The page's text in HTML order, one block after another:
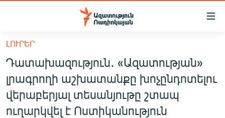
Մատչելիության
հիմնական
բովանդակությանը
հիմնական
մենյուին
Որոնում
ՀԱՅԱՍՏԱՆ
ՔԱՂԱՔԱԿԱՆ
ԸՆՏՐՈՒԹՅՈՒՆՆԵՐ 2026
ԼՈՒՐԵՐ
Դատախազություն․ «Ազատության»
լրագրողի աշխատանքը խոչընդոտելու
վերաբերյալ տեսանյութը շտապ
ուղարկվել է Ոստիկանություն